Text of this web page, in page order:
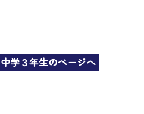
中学３年生のページへ